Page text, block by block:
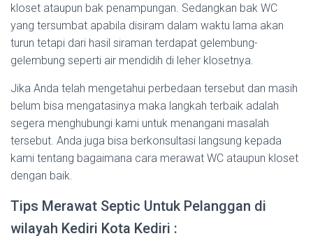
kloset ataupun bak penampungan. Sedangkan bak WC
yang tersumbat apabila disiram dalam waktu lama akan
turun tetapi dari hasil siraman terdapat gelembung-
gelembung seperti air mendidih di leher klosetnya.
Jika Anda telah mengetahui perbedaan tersebut dan masih
belum bisa mengatasinya maka langkah terbaik adalah
segera menghubungi kami untuk menangani masalah
tersebut. Anda juga bisa berkonsultasi langsung kepada
kami tentang bagaimana cara merawat WC ataupun kloset
dengan baik.
Tips Merawat Septic Untuk Pelanggan di
wilayah Kediri Kota Kediri :